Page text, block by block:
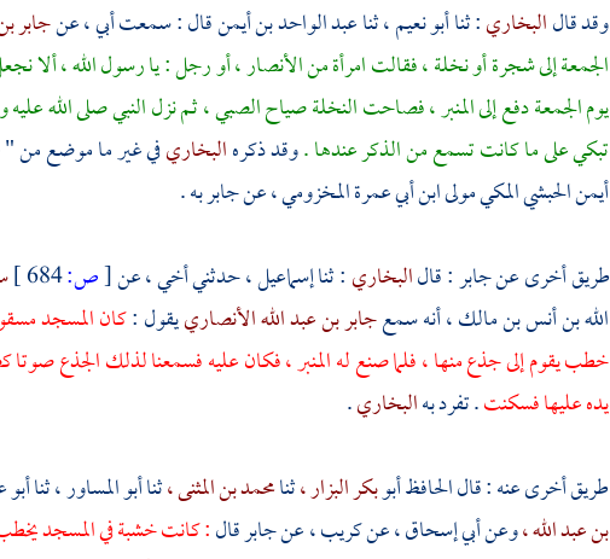
وقد قالالبخاري: ثناأبو نعيم ،ثناعبد الواحد بن أيمنقال : سمعت أبي ، عنجابر
الجمعة إلى شجرة أو نخلة ، فقالت امرأة من الأنصار ، أو رجل : يا رسول الله ، ألا
يوم الجمعة دفع إلى المنبر ، فصاحت النخلة صياح الصبي ، ثم نزل النبي صلى الله
تبكي على ما كانت تسمع من الذكر عندها .وقد ذكرهالبخاريفي غير ما موضع
أيمن الحبشي المكيمولىابن أبي عمرة المخزومي ،عنجابربه .
طريق أخرى عنجابر: قالالبخاري: ثناإسماعيل ،حدثني أخي ، عن[ص:684 ]
الله بن أنس بن مالك ،أنه سمعجابر بن عبد الله الأنصارييقول :كان المسجد
خطب يقوم إلى جذع منها ، فلما صنع له المنبر ، فكان عليه فسمعنا لذلك الجذع
يده عليها فسكنت. تفرد بهالبخاري.
طريق أخرى عنه : قال الحافظ أبوبكر البزار ،ثنامحمد بن المثنى ،ثناأبو المساور ،ثناأبو
بن عبد الله ،وعنأبي إسحاق ،عنكريب ،عنجابرقال: كانت خشبة في المسجد يخطب